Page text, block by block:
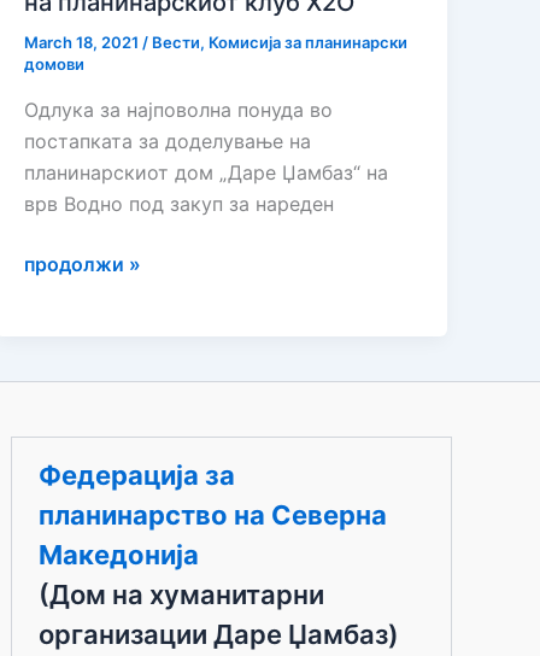
March 18, 2021 / Вести, Комисија за планинарски
домови
Одлука за најповолна понуда во
постапката за доделување на
планинарскиот дом „Даре Џамбаз“ на
врв Водно под закуп за нареден
Одговор
на
социјалните
медиуми,
за
доделувањето
на
планинарскиот
продолжи »
Федерација за
планинарство на Северна
Македонија
(Дом на хуманитарни
организации Даре Џамбаз)